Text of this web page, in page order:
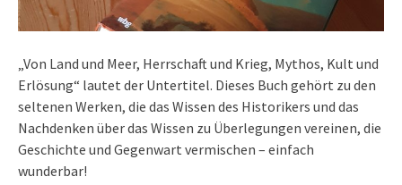
„Von Land und Meer, Herrschaft und Krieg, Mythos, Kult und
Erlösung“ lautet der Untertitel. Dieses Buch gehört zu den
seltenen Werken, die das Wissen des Historikers und das
Nachdenken über das Wissen zu Überlegungen vereinen, die
Geschichte und Gegenwart vermischen – einfach
wunderbar!